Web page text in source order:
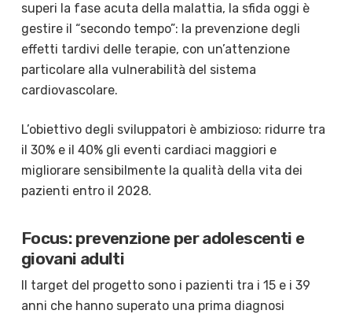
superi la fase acuta della malattia, la sfida oggi è
gestire il “secondo tempo”: la prevenzione degli
effetti tardivi delle terapie, con un’attenzione
particolare alla vulnerabilità del sistema
cardiovascolare.
L’obiettivo degli sviluppatori è ambizioso: ridurre tra
il 30% e il 40% gli eventi cardiaci maggiori e
migliorare sensibilmente la qualità della vita dei
pazienti entro il 2028.
Focus: prevenzione per adolescenti e
giovani adulti
Il target del progetto sono i pazienti tra i 15 e i 39
anni che hanno superato una prima diagnosi